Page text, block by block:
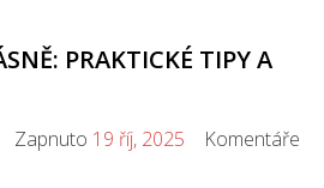
PRAKTICKÉ TIPY A
Zapnuto 19 říj, 2025 Komentáře